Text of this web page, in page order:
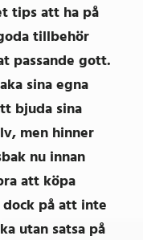
tips att ha på
tillbehör
passande gott.
sina egna
bjuda sina
men hinner
nu innan
att köpa
på att inte
utan satsa på